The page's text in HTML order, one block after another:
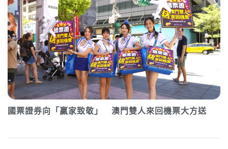
國票證券向「贏家致敬」 澳門雙人來回機票大方送